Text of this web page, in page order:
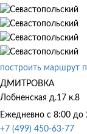
построить маршрут
ДМИТРОВКА
Лобненская д.17 к.8
Ежедневно с 8:00 до
+7 (499) 450-63-77